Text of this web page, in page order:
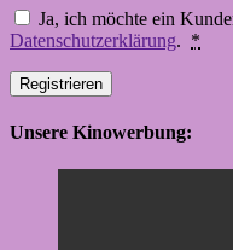
Ja, ich möchte ein
Datenschutzerklärung. *
Registrieren
Unsere Kinowerbung: